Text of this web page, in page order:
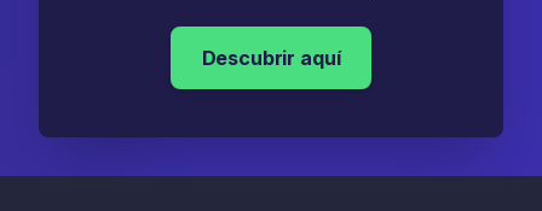
Descubrir aquí